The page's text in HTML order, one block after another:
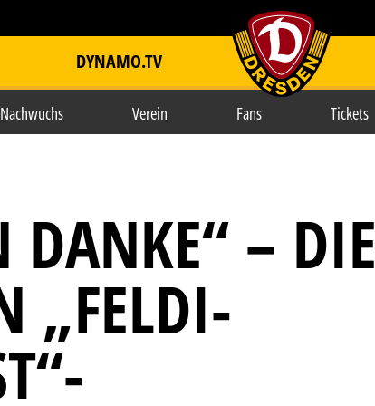
DYNAMO.TV item.title
Nachwuchs Verein Fans Tickets
DANKE“ – DIE
„FELDI-